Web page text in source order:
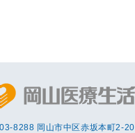
8288 岡⼭市中区赤坂本町2-20